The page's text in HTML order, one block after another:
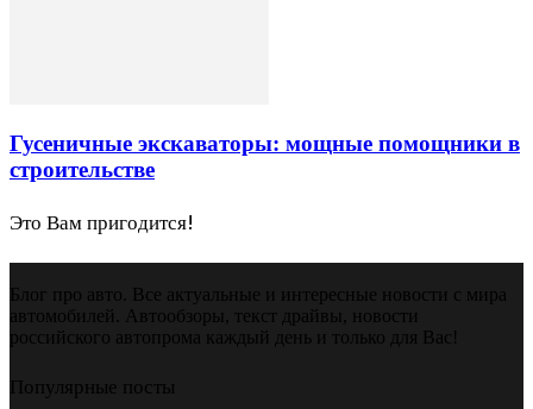
Гусеничные экскаваторы: мощные помощники в
строительстве
Это Вам пригодится!
Блог про авто. Все актуальные и интересные новости с мира
автомобилей. Автообзоры, текст драйвы, новости
российского автопрома каждый день и только для Вас!
Популярные посты